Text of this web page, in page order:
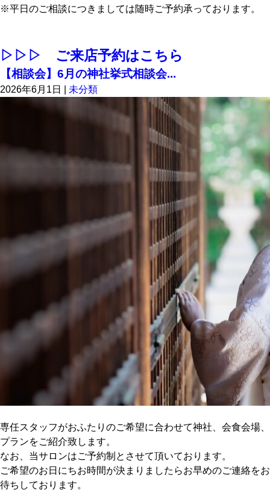
※平日のご相談につきましては随時ご予約承っております。
▷▷▷ ご来店予約はこちら
【相談会】6月の神社挙式相談会...
2026年6月1日 未分類
専任スタッフがおふたりのご希望に合わせて神社、会食会場、
プランをご紹介致します。
なお、当サロンはご予約制とさせて頂いております。
ご希望のお日にちお時間が決まりましたらお早めのご連絡をお
待ちしております。